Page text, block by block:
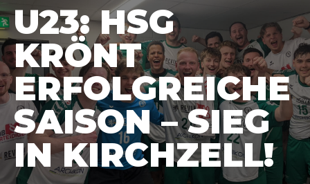
U23: HSG
KRÖNT
ERFOLGREICHE
SAISON – SIEG
IN KIRCHZELL!